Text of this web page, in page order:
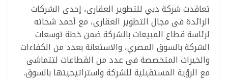
تعاقدت شركة دبي للتطوير العقارى، إحدى الشركات
الرائدة فى مجال التطوير العقارى، مع أحمد شحاته
لرئاسة قطاع المبيعات بالشركة ضمن خطة توسعات
الشركة بالسوق المصري، والاستعانة بعدد من الكفاءات
والخبرات المتخصصة فى عدد من القطاعات لتتماشى
مع الرؤية المستقبلية للشركة واستراتيجيتها بالسوق.